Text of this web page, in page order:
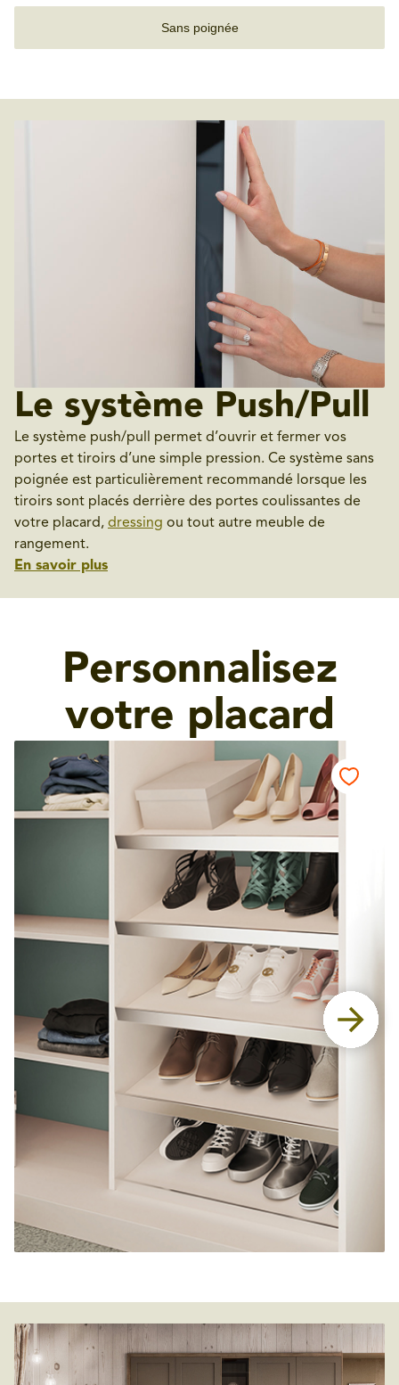
Sans poignée
Le système Push/Pull
Le système push/pull permet d’ouvrir et fermer vos
portes et tiroirs d’une simple pression. Ce système sans
poignée est particulièrement recommandé lorsque les
tiroirs sont placés derrière des portes coulissantes de
votre placard, dressing ou tout autre meuble de
rangement.
En savoir plus
Personnalisez
votre placard